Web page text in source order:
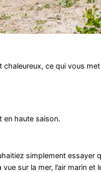
ce qui vous met
en haute saison.
simplement essayer
vue sur la mer, l’air marin